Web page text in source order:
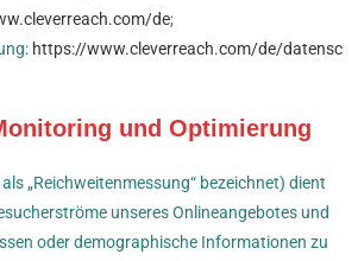
de;
https://www.cleverreach.com/de/datensc
und Optimierung
„Reichweitenmessung“ bezeichnet) dient
unseres Onlineangebotes und
oder demographische Informationen zu